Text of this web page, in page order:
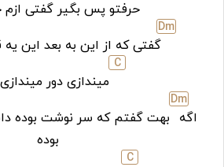
حرفتو پس بگیر گفتی
Dm
گفتی که از این به بعد این یه
C
میندازی دور
اگه
Dm
بهت گفتم که سر نوشت بوده
بوده
C